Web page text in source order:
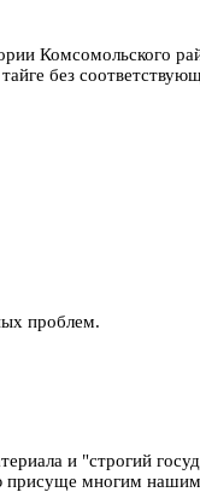
Комсомольского
без
проблем.
и "строгий
присуще многим